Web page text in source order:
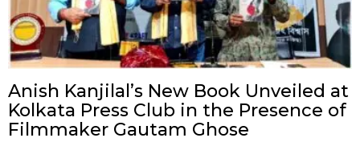
Anish Kanjilal’s New Book Unveiled at
Kolkata Press Club in the Presence of
Filmmaker Gautam Ghose